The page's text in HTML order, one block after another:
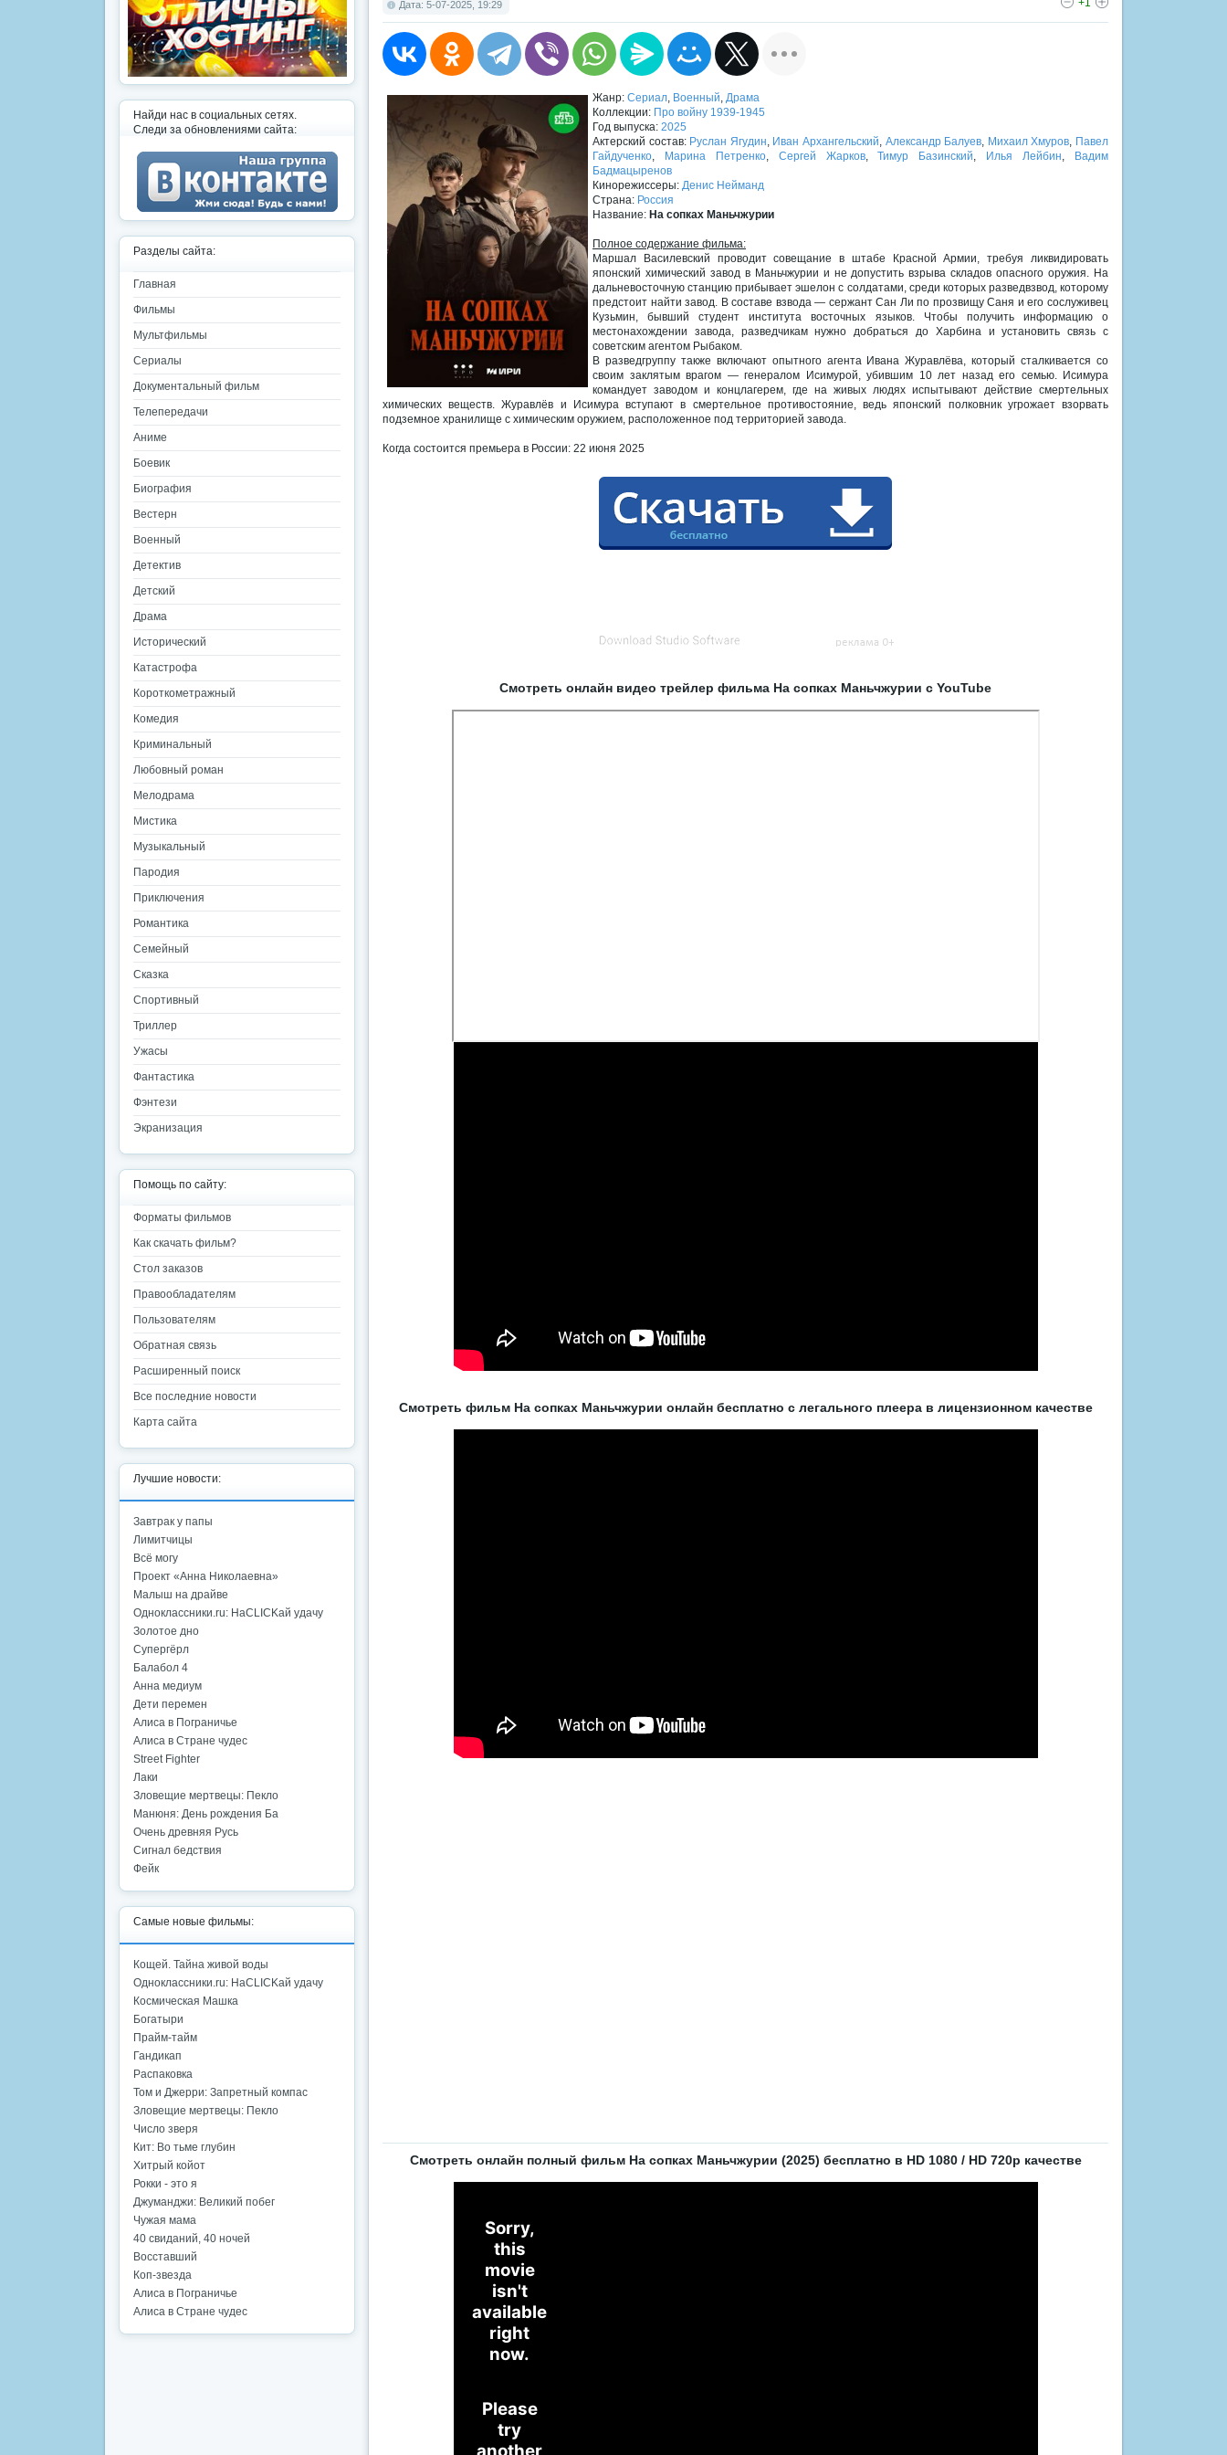
Дата: 5-07-2025, 19:29 +1
Жанр: Сериал, Военный, Драма
Коллекции: Про войну 1939-1945
Год выпуска: 2025
Актерский состав: Руслан Ягудин, Иван Архангельский, Александр Балуев, Михаил Хмуров, Павел
Гайдученко, Марина Петренко, Сергей Жарков,Тимур Базинский, Илья Лейбин,
Вадим
Бадмацыренов
Кинорежиссеры: Денис Нейманд
Страна: Россия
Название: На сопках Маньчжурии
Полное содержание фильма:
Маршал Василевский проводит совещание в штабе Красной Армии, требуя ликвидировать
японский химический завод в Маньчжурии и не допустить взрыва складов опасного оружия. На
дальневосточную станцию прибывает эшелон с солдатами, среди которых разведвзвод, которому
предстоит найти завод. В составе взвода — сержант Сан Ли по прозвищу Саня и его сослуживец
Кузьмин, бывший студент института восточных языков. Чтобы получить информацию о
местонахождении завода, разведчикам нужно добраться до Харбина и установить связь с
советским агентом Рыбаком.
В разведгруппу также включают опытного агента Ивана Журавлёва, который сталкивается со
своим заклятым врагом — генералом Исимурой, убившим 10 лет назад его семью. Исимура
командует заводом и концлагерем, где на живых людях испытывают действие смертельных
химических веществ. Журавлёв и Исимура вступают в смертельное противостояние, ведь японский полковник угрожает взорвать
подземное хранилище с химическим оружием, расположенное под территорией завода.
Когда состоится премьера в России: 22 июня 2025
Смотреть онлайн видео трейлер фильма На сопках Маньчжурии с YouTube
Смотреть фильм На сопках Маньчжурии онлайн бесплатно с легального плеера в лицензионном качестве
Смотреть онлайн полный фильм На сопках Маньчжурии (2025) бесплатно в HD 1080 / HD 720p качестве
Найди нас в социальных сетях.
Следи за обновлениями сайта:
Разделы сайта:
Главная
Фильмы
Мультфильмы
Сериалы
Документальный фильм
Телепередачи
Аниме
Боевик
Биография
Вестерн
Военный
Детектив
Детский
Драма
Исторический
Катастрофа
Короткометражный
Комедия
Криминальный
Любовный роман
Мелодрама
Мистика
Музыкальный
Пародия
Приключения
Романтика
Семейный
Сказка
Спортивный
Триллер
Ужасы
Фантастика
Фэнтези
Экранизация
Помощь по сайту:
Форматы фильмов
Как скачать фильм?
Стол заказов
Правообладателям
Пользователям
Обратная связь
Расширенный поиск
Все последние новости
Карта сайта
Лучшие новости:
Завтрак у папы
Лимитчицы
Всё могу
Проект «Анна Николаевна»
Малыш на драйве
Одноклассники.ru: НаCLICKай удачу
Золотое дно
Супергёрл
Балабол 4
Анна медиум
Дети перемен
Алиса в Пограничье
Алиса в Стране чудес
Street Fighter
Лаки
Зловещие мертвецы: Пекло
Манюня: День рождения Ба
Очень древняя Русь
Сигнал бедствия
Фейк
Самые новые фильмы:
Кощей. Тайна живой воды
Одноклассники.ru: НаCLICKай удачу
Космическая Машка
Богатыри
Прайм-тайм
Гандикап
Распаковка
Том и Джерри: Запретный компас
Зловещие мертвецы: Пекло
Число зверя
Кит: Во тьме глубин
Хитрый койот
Рокки - это я
Джуманджи: Великий побег
Чужая мама
40 свиданий, 40 ночей
Восставший
Коп-звезда
Алиса в Пограничье
Алиса в Стране чудес